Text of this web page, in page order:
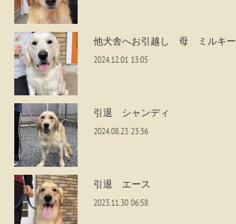
他犬舎へお引越し 母 ミルキー
2024.12.01 13:05
引退 シャンディ
2024.08.23 23:36
引退 エース
2023.11.30 06:58